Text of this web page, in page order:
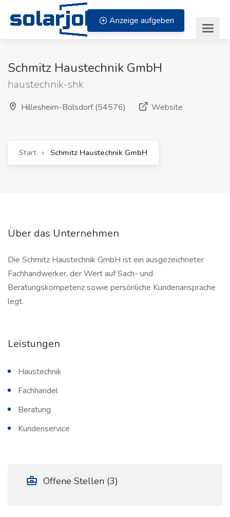
Zum Inhalt springen
Anzeige aufgeben
Schmitz Haustechnik GmbH
haustechnik-shk
Hillesheim-Bolsdorf (54576) Website
Start Schmitz Haustechnik GmbH
Über das Unternehmen
Die Schmitz Haustechnik GmbH ist ein ausgezeichneter
Fachhandwerker, der Wert auf Sach- und
Beratungskompetenz sowie persönliche Kundenansprache
legt.
Leistungen
Haustechnik
Fachhandel
Beratung
Kundenservice
Offene Stellen (3)